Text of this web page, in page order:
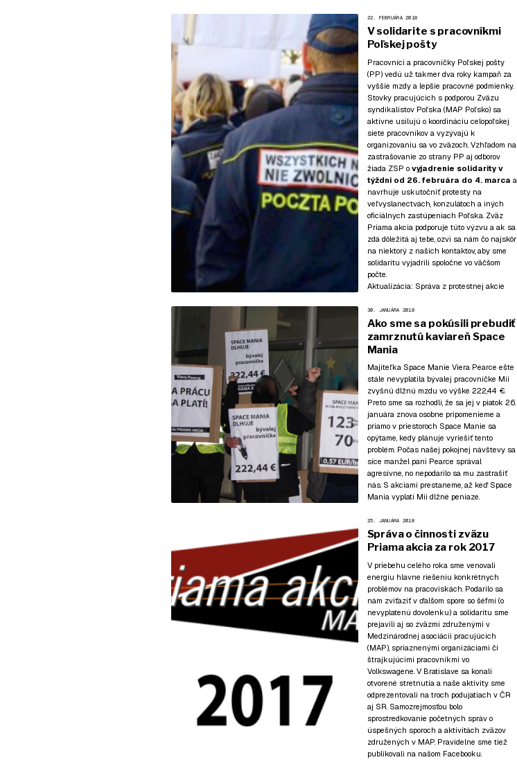
22. FEBRUÁRA 2018
V solidarite s pracovníkmi
Poľskej pošty
Pracovníci a pracovníčky Poľskej pošty
(PP) vedú už takmer dva roky kampaň za
vyššie mzdy a lepšie pracovné podmienky.
Stovky pracujúcich s podporou Zväzu
syndikalistov Poľska (MAP Poľsko) sa
aktívne usilujú o koordináciu celopoľskej
siete pracovníkov a vyzývajú k
organizovaniu sa vo zväzoch. Vzhľadom na
zastrašovanie zo strany PP aj odborov
žiada ZSP o vyjadrenie solidarity v
týždni od 26. februára do 4. marca a
navrhuje uskutočniť protesty na
veľvyslanectvách, konzulátoch a iných
oficiálnych zastúpeniach Poľska. Zväz
Priama akcia podporuje túto výzvu a ak sa
zdá dôležitá aj tebe, ozvi sa nám čo najskôr
na niektorý z našich kontaktov, aby sme
solidaritu vyjadrili spoločne vo väčšom
počte.
Aktualizácia: Správa z protestnej akcie
30. JANUÁRA 2018
Ako sme sa pokúsili prebudiť
zamrznutú kaviareň Space
Mania
Majiteľka Space Manie Viera Pearce ešte
stále nevyplatila bývalej pracovníčke Mii
zvyšnú dlžnú mzdu vo výške 222,44 €.
Preto sme sa rozhodli, že sa jej v piatok 26.
januára znova osobne pripomenieme a
priamo v priestoroch Space Manie sa
opýtame, kedy plánuje vyriešiť tento
problém. Počas našej pokojnej návštevy sa
síce manžel pani Pearce správal
agresívne, no nepodarilo sa mu zastrašiť
nás. S akciami prestaneme, až keď Space
Mania vyplatí Mii dlžné peniaze.
25. JANUÁRA 2018
Správa o činnosti zväzu
Priama akcia za rok 2017
V priebehu celého roka sme venovali
energiu hlavne riešeniu konkrétnych
problémov na pracoviskách. Podarilo sa
nám zvíťaziť v ďalšom spore so šéfmi (o
nevyplatenú dovolenku) a solidaritu sme
prejavili aj so zväzmi združenými v
Medzinárodnej asociácii pracujúcich
(MAP), spriaznenými organizáciami či
štrajkujúcimi pracovníkmi vo
Volkswagene. V Bratislave sa konali
otvorené stretnutia a naše aktivity sme
odprezentovali na troch podujatiach v ČR
aj SR. Samozrejmosťou bolo
sprostredkovanie početných správ o
úspešných sporoch a aktivitách zväzov
združených v MAP. Pravidelne sme tiež
publikovali na našom Facebooku.